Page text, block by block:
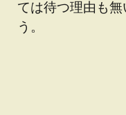
ては待つ理由も
う。